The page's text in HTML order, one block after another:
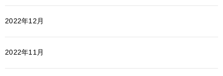
2022年12月
2022年11月